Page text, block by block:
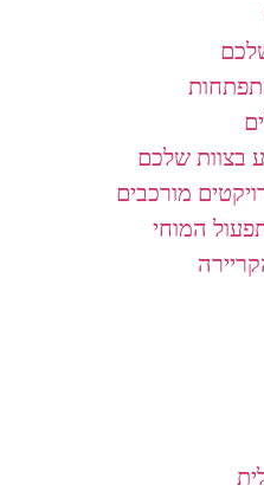
בצוות שלכם
מורכבים
המוחי